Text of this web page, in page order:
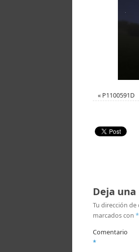
« P1100591D
Deja
Tu dirección
marcados con *
Comentario
*